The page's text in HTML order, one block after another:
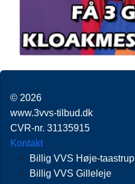
© 2026
www.3vvs-tilbud.dk
CVR-nr. 31135915
Kontakt
Billig VVS Høje-taastrup
Billig VVS Gilleleje